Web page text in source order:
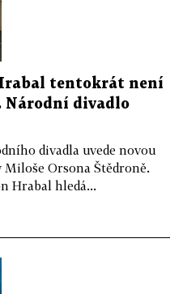
tentokrát není
Národní divadlo
divadla uvede novou
Orsona Štědroně.
Hrabal hledá...